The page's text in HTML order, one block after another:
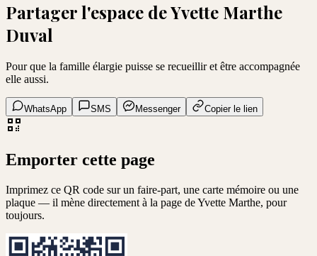
Partager l'espace deYvette Marthe
Duval
Pour que la famille élargie puisse se recueillir et être accompagnée
elle aussi.
WhatsApp SMS Messenger Copier le lien
Emporter cette page
Imprimez ce QR code sur un faire-part, une carte mémoire ou une
plaque — il mène directement à la page deYvette Marthe, pour
toujours.